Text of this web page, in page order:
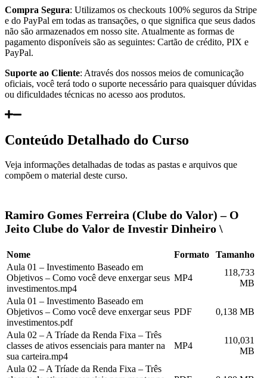
Compra Segura: Utilizamos os checkouts 100% seguros da Stripe
e do PayPal em todas as transações, o que significa que seus dados
não são armazenados em nosso site. Atualmente as formas de
pagamento disponíveis são as seguintes: Cartão de crédito, PIX e
PayPal.
Suporte ao Cliente: Através dos nossos meios de comunicação
oficiais, você terá todo o suporte necessário para quaisquer dúvidas
ou dificuldades técnicas no acesso aos produtos.
Conteúdo Detalhado do Curso
Veja informações detalhadas de todas as pastas e arquivos que
compõem o material deste curso.
Ramiro Gomes Ferreira (Clube do Valor) – O
Jeito Clube do Valor de Investir Dinheiro \
Nome Formato
Tamanho
Aula 01 – Investimento Baseado em
Objetivos – Como você deve enxergar seus
investimentos.mp4
MP4
118,733
MB
Aula 01 – Investimento Baseado em
Objetivos – Como você deve enxergar seus
investimentos.pdf
PDF 0,138 MB
Aula 02 – A Tríade da Renda Fixa – Três
classes de ativos essenciais para manter na
sua carteira.mp4
MP4
110,031
MB
Aula 02 – A Tríade da Renda Fixa – Três